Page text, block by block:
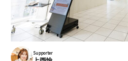
Supporter